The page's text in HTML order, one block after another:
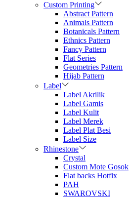
Custom Printing
Abstract Pattern
Animals Pattern
Botanicals Pattern
Ethnics Pattern
Fancy Pattern
Flat Series
Geometries Pattern
Hijab Pattern
Label
Label Akrilik
Label Gamis
Label Kulit
Label Merek
Label Plat Besi
Label Size
Rhinestone
Crystal
Custom Mote Gosok
Flat backs Hotfix
PAH
SWAROVSKI